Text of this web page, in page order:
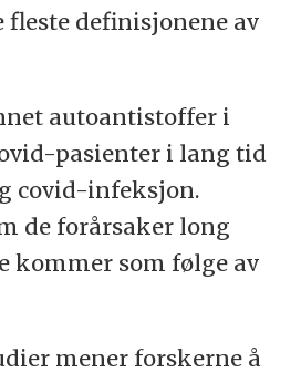
fleste definisjonene av
autoantistoffer i
pasienter i lang tid
covid-infeksjon.
de forårsaker long
kommer som følge av
mener forskerne å